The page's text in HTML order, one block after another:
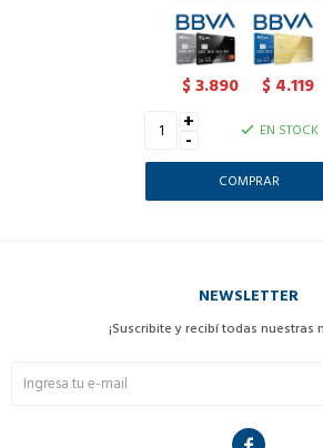
$3.890 $ 4.119
+
- EN STOCK
NEWSLETTER
¡Suscribite y recibí todas nuestras